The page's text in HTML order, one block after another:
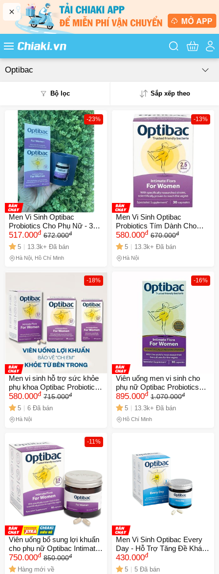
Tìm kiếm
Optibac
Bộ lọc Sắp xếp theo
Giá từ thấp - cao
Giá từ cao - thấp
-23%
Men Vi Sinh Optibac
Probiotics Cho Phụ Nữ - 30
Viên Hỗ Trợ Tiêu Hóa & Tăng
Cường Miễn Dịch, Dinh
Dưỡng Cho Phái Đẹp
517.000đ 672.000đ
5 13.3k+ Đã bán
Hà Nội, Hồ Chí Minh
-13%
Men Vi Sinh Optibac
Probiotics Tím Dành Cho
Phụ Nữ - Hỗ Trợ Cải Thiện
Viêm Phụ Khoa Và Nấm
Vùng Kín, 30 Viên Nhập
Khẩu Anh Quốc
580.000đ 670.000đ
5 13.3k+ Đã bán
Hà Nội
-18%
Men vi sinh hỗ trợ sức khỏe
phụ khoa Optibac Probiotics
90 viên - Cân bằng vi khuẩn
vùng kín, giảm nguy cơ
nhiễm trùng, hỗ trợ sức khỏe
phụ nữ
580.000đ 715.000đ
5 6 Đã bán
Hà Nội
-16%
Viên uống men vi sinh cho
phụ nữ Optibac Probiotics
Tím - Hỗ trợ sức khỏe vùng
kín, 90 viên, bổ sung 2,5 tỷ
lợi khuẩn mỗi ngày
895.000đ 1.070.000đ
5 13.3k+ Đã bán
Hồ Chí Minh
-11%
Viên uống bổ sung lợi khuẩn
cho phụ nữ Optibac Intimate
Flora 631440
750.000đ 850.000đ
Hàng mới về
Men Vi Sinh Optibac Every
Day - Hỗ Trợ Tăng Đề Kháng
Đường Ruột - Hộp 30 Viên
Probiotics Tự Nhiên
430.000đ
5
5 Đã bán